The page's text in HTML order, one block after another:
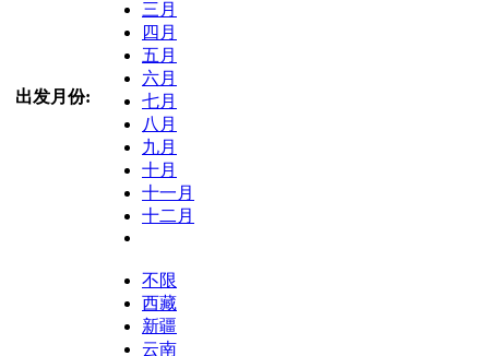
出发月份:
三月
四月
五月
六月
七月
八月
九月
十月
十一月
十二月
不限
西藏
新疆
云南